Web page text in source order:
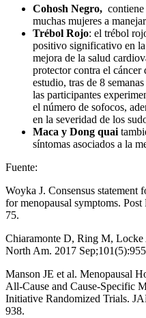
Cohosh Negro,
muchas mujeres a
Trébol Rojo: el trébol
positivo significativo en la
mejora de la salud
protector contra el cáncer
estudio, tras de 8
las participantes
el número de sofocos,
en la severidad de los
Maca y Dong quai
síntomas asociados a la
Fuente:
Woyka J. Consensus statement
for menopausal symptoms.
75.
Chiaramonte D, Ring M,
North Am. 2017
Manson JE et al. Menopausal
All-Cause and Cause-Specific
Initiative Randomized Trials.
938.